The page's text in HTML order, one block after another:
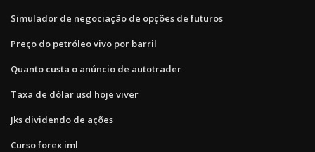
Simulador de negociação de opções de futuros
Preço do petróleo vivo por barril
Quanto custa o anúncio de autotrader
Taxa de dólar usd hoje viver
Jks dividendo de ações
Curso forex iml